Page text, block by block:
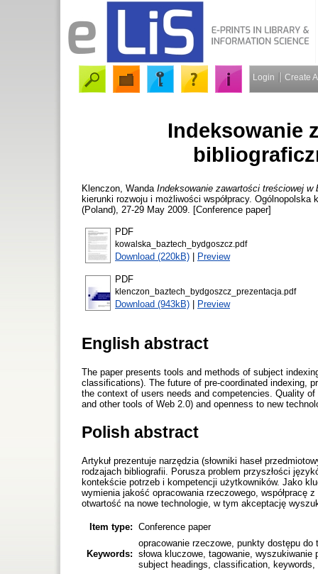
Login Create
Indeksowanie
Klenczon, Wanda Indeksowanie zawartości treściowej
kierunki rozwoju i możliwości współpracy.
(Poland), 27-29 May 2009. [Conference paper]
PDF
kowalska_baztech_bydgoszcz.pdf
Download (220kB) | Preview
PDF
klenczon_baztech_bydgoszcz_prezentacja.pdf
Download (943kB) | Preview
English abstract
The paper presents tools and methods of subject
classifications). The future of pre-coordinated indexing,
the context of users needs and competencies. Quality
and other tools of Web 2.0) and openness to new
Polish abstract
Artykuł prezentuje narzędzia (słowniki haseł
rodzajach bibliografii. Porusza problem przyszłości
kontekście potrzeb i kompetencji użytkowników. Jako
wymienia jakość opracowania rzeczowego, współpracę
otwartość na nowe technologie, w tym akceptację
Item type: Conference paper
Keywords:
opracowanie rzeczowe, punkty dostępu
słowa kluczowe, tagowanie,
subject headings, classification,